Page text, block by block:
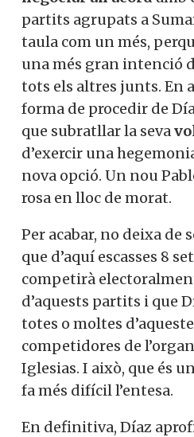
partits agrupats a
taula com un més,
una més gran intenció
tots els altres junts. En
forma de procedir de
que subratllar la seva
d’exercir una
nova opció. Un nou
rosa en lloc de morat.
Per acabar, no deixa de
que d’aquí escasses 8
competirà
d’aquests partits i que
totes o moltes
competidores de
Iglesias. I això, que és
fa més difícil l’entesa.
En definitiva, Díaz